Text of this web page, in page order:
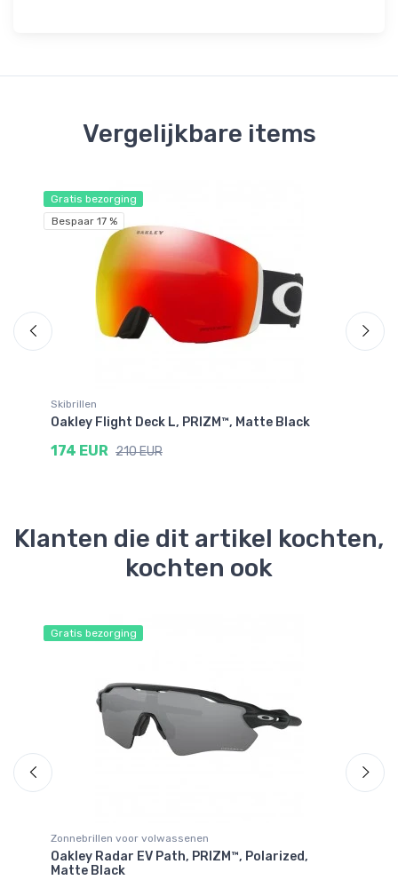
Vergelijkbare items
Gratis bezorging
Bespaar 17 %
Skibrillen
Oakley Flight Deck L, PRIZM™, Matte Black
174 EUR 210 EUR
Klanten die dit artikel kochten,
kochten ook
Gratis bezorging
Zonnebrillen voor volwassenen
Oakley Radar EV Path, PRIZM™, Polarized,
Matte Black